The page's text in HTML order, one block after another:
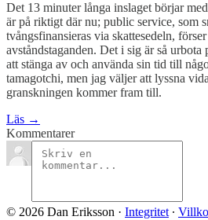
Det 13 minuter långa inslaget börjar
är på riktigt där nu; public service, som
tvångsfinansieras via skattesedeln,
avståndstaganden. Det i sig är så urbota
att stänga av och använda sin tid till
tamagotchi, men jag väljer att lyssna
granskningen kommer fram till.
Läs →
Kommentarer
© 2026 Dan Eriksson · Integritet ∙